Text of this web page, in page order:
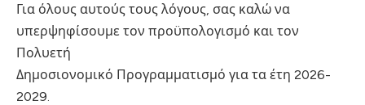
Για όλους αυτούς τους λόγους, σας καλώ να
υπερψηφίσουμε τον προϋπολογισμό και τον
Πολυετή
Δημοσιονομικό Προγραμματισμό για τα έτη 2026-
2029.